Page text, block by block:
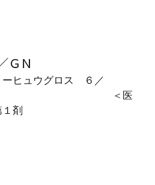
ＧＮ
ーヒュウグロス ６／
＜医
剤